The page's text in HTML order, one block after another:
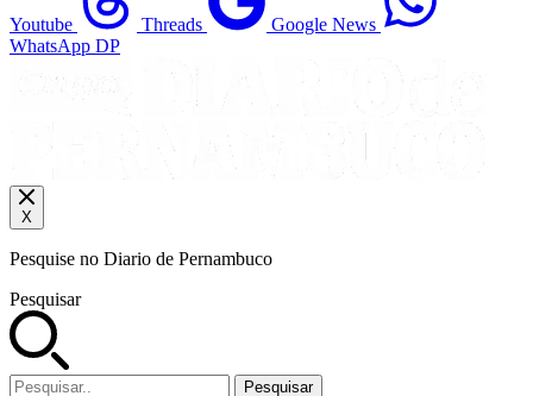
Youtube Threads
Google News
WhatsApp DP
X
Pesquise no Diario de Pernambuco
Pesquisar
Pesquisar